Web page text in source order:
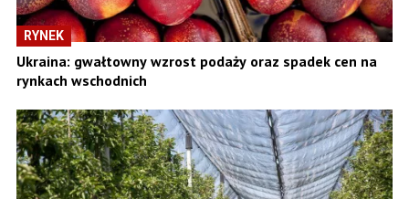
RYNEK
Ukraina: gwałtowny wzrost podaży oraz spadek cen na
rynkach wschodnich